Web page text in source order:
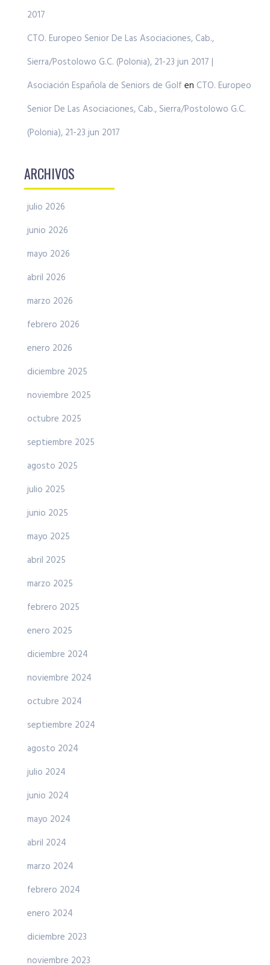
2017
CTO. Europeo Senior De Las Asociaciones, Cab.,
Sierra/Postolowo G.C. (Polonia), 21-23 jun 2017 |
Asociación Española de Seniors de Golf en CTO. Europeo
Senior De Las Asociaciones, Cab., Sierra/Postolowo G.C.
(Polonia), 21-23 jun 2017
ARCHIVOS
julio 2026
junio 2026
mayo 2026
abril 2026
marzo 2026
febrero 2026
enero 2026
diciembre 2025
noviembre 2025
octubre 2025
septiembre 2025
agosto 2025
julio 2025
junio 2025
mayo 2025
abril 2025
marzo 2025
febrero 2025
enero 2025
diciembre 2024
noviembre 2024
octubre 2024
septiembre 2024
agosto 2024
julio 2024
junio 2024
mayo 2024
abril 2024
marzo 2024
febrero 2024
enero 2024
diciembre 2023
noviembre 2023